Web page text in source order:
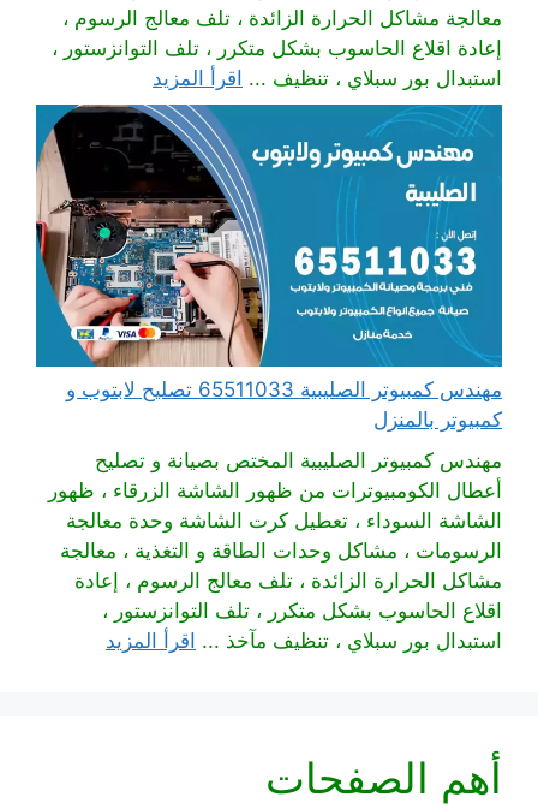
معالجة مشاكل الحرارة الزائدة ، تلف معالج الرسوم ،
إعادة اقلاع الحاسوب بشكل متكرر ، تلف التوانزستور ،
استبدال بور سبلاي ، تنظيف ... اقرأ المزيد
مهندس كمبيوتر الصليبية 65511033 تصليح لابتوب و
كمبيوتر بالمنزل
مهندس كمبيوتر الصليبية المختص بصيانة و تصليح
أعطال الكومبيوترات من ظهور الشاشة الزرقاء ، ظهور
الشاشة السوداء ، تعطيل كرت الشاشة وحدة معالجة
الرسومات ، مشاكل وحدات الطاقة و التغذية ، معالجة
مشاكل الحرارة الزائدة ، تلف معالج الرسوم ، إعادة
اقلاع الحاسوب بشكل متكرر ، تلف التوانزستور ،
استبدال بور سبلاي ، تنظيف مآخذ ... اقرأ المزيد
أهم الصفحات